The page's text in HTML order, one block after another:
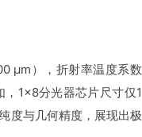
μm），折射率温度系数
1×8分光器芯片尺寸仅1
度与几何精度，展现出极